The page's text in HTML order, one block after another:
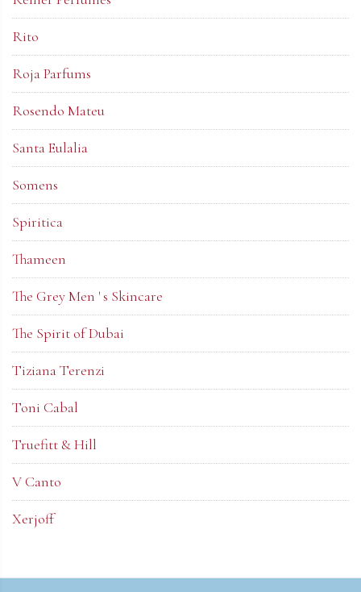
Rito
Roja Parfums
Rosendo Mateu
Santa Eulalia
Somens
Spiritica
Thameen
The Grey Men ' s Skincare
The Spirit of Dubai
Tiziana Terenzi
Toni Cabal
Truefitt & Hill
V Canto
Xerjoff